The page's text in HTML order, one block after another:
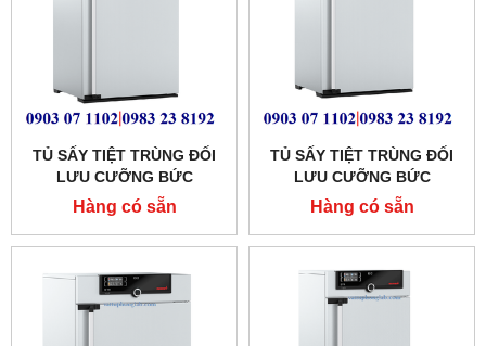
TỦ SẤY TIỆT TRÙNG ĐỐI
LƯU CƯỠNG BỨC
MEMMERT 256 LÍT
MODEL:SF260
Hàng có sẵn
TỦ SẤY TIỆT TRÙNG ĐỐI
LƯU CƯỠNG BỨC
MEMMERT 161 LÍT MODEL:
SF160
Hàng có sẵn